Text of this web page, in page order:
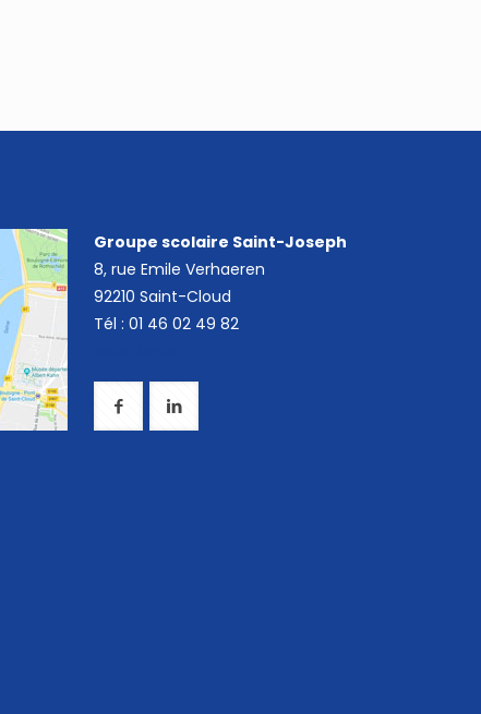
Groupe scolaire Saint-Joseph
8, rue Emile Verhaeren
92210 Saint-Cloud
Tél : 01 46 02 49 82